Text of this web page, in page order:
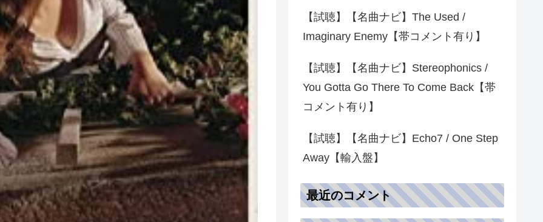
【試聴】【名曲ナビ】The Used /
Imaginary Enemy【帯コメント有り】
【試聴】【名曲ナビ】Stereophonics /
You Gotta Go There To Come Back【帯
コメント有り】
【試聴】【名曲ナビ】Echo7 / One Step
Away【輸入盤】
最近のコメント